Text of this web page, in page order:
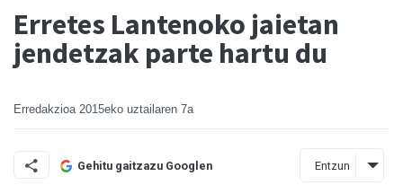
Erretes Lantenoko jaietan
jendetzak parte hartu du
Erredakzioa 2015eko uztailaren 7a
Gehitu gaitzazu Googlen Entzun